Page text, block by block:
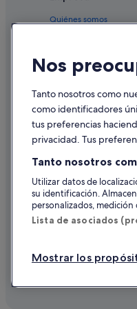
Hoteles con spa
Barcelo hoteles
Hoteles con spa
Hoteles
Pontevedra hoteles
Hoteles de 4
Hoteles con spa
Apartoteles en
Hoteles LGTBQIA
Quiénes somos
Anuncia tu alojamiento
Prensa
© 2026 Expedia, Inc.,
Nos
Tanto nosotros como
como identificadores
tus preferencias
privacidad. Tus
Tanto nosotros
Utilizar datos de
su identificación.
personalizados,
Lista de asociados
Mostrar los